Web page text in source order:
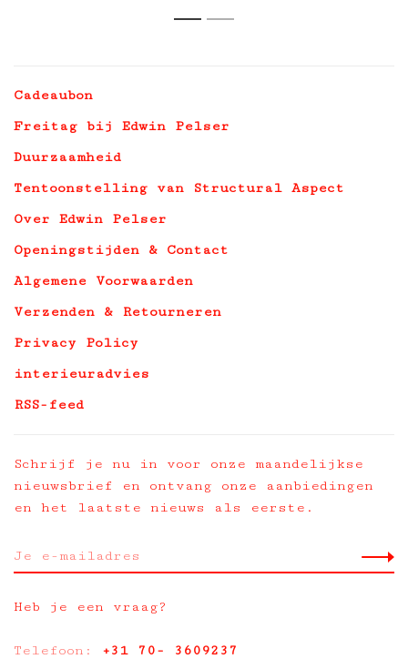
1 2
Cadeaubon
Freitag bij Edwin Pelser
Duurzaamheid
Tentoonstelling van Structural Aspect
Over Edwin Pelser
Openingstijden & Contact
Algemene Voorwaarden
Verzenden & Retourneren
Privacy Policy
interieuradvies
RSS-feed
Schrijf je nu in voor onze maandelijkse
nieuwsbrief en ontvang onze aanbiedingen
en het laatste nieuws als eerste.
Heb je een vraag?
Telefoon: +31 70- 3609237